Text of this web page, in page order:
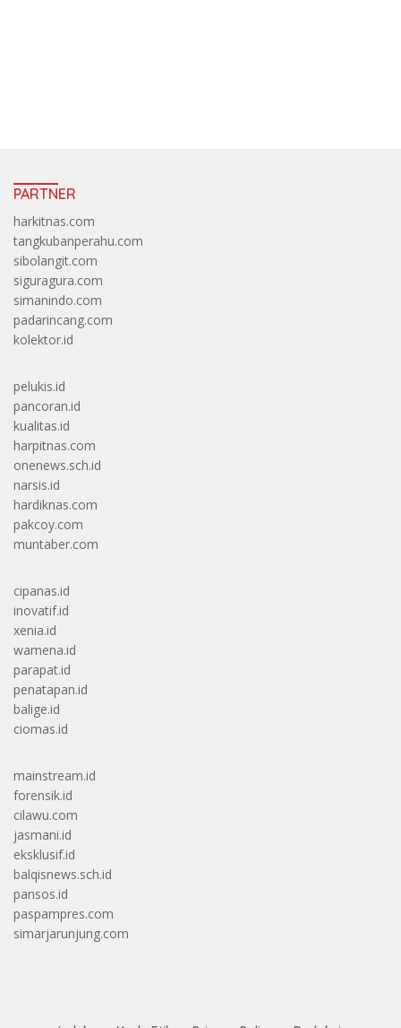
PARTNER
harkitnas.com
tangkubanperahu.com
sibolangit.com
siguragura.com
simanindo.com
padarincang.com
kolektor.id
pelukis.id
pancoran.id
kualitas.id
harpitnas.com
onenews.sch.id
narsis.id
hardiknas.com
pakcoy.com
muntaber.com
cipanas.id
inovatif.id
xenia.id
wamena.id
parapat.id
penatapan.id
balige.id
ciomas.id
mainstream.id
forensik.id
cilawu.com
jasmani.id
eksklusif.id
balqisnews.sch.id
pansos.id
paspampres.com
simarjarunjung.com